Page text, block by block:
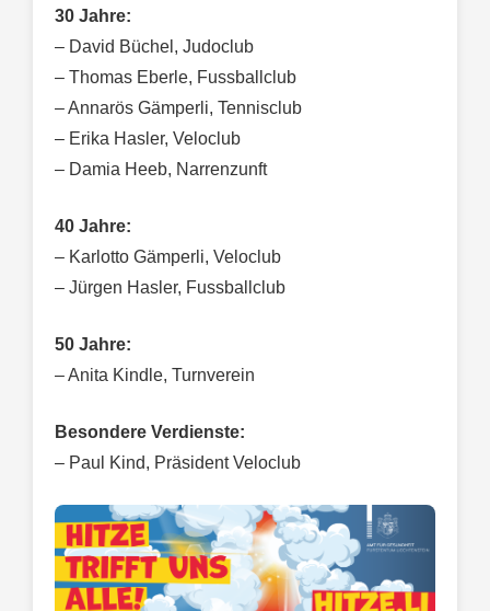
30 Jahre:
– David Büchel, Judoclub
– Thomas Eberle, Fussballclub
– Annarös Gämperli, Tennisclub
– Erika Hasler, Veloclub
– Damia Heeb, Narrenzunft
40 Jahre:
– Karlotto Gämperli, Veloclub
– Jürgen Hasler, Fussballclub
50 Jahre:
– Anita Kindle, Turnverein
Besondere Verdienste:
– Paul Kind, Präsident Veloclub